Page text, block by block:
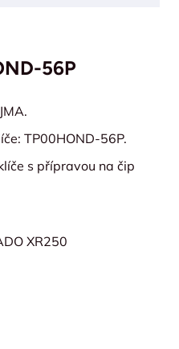
56P
TP00HOND-56P.
s přípravou na čip
XR250